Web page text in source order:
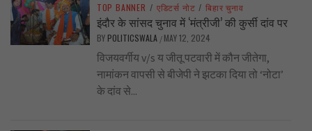
TOP BANNER / एडिटर्स नोट / बिहार चुनाव
इंदौर के सांसद चुनाव में ‘मंत्रीजी’ की कुर्सी दांव पर
BY POLITICSWALA / MAY 12, 2024
विजयवर्गीय v/s य जीतू पटवारी में कौन जीतेगा,
नामांकन वापसी से बीजेपी ने झटका दिया तो ‘नोटा’
के दांव से...